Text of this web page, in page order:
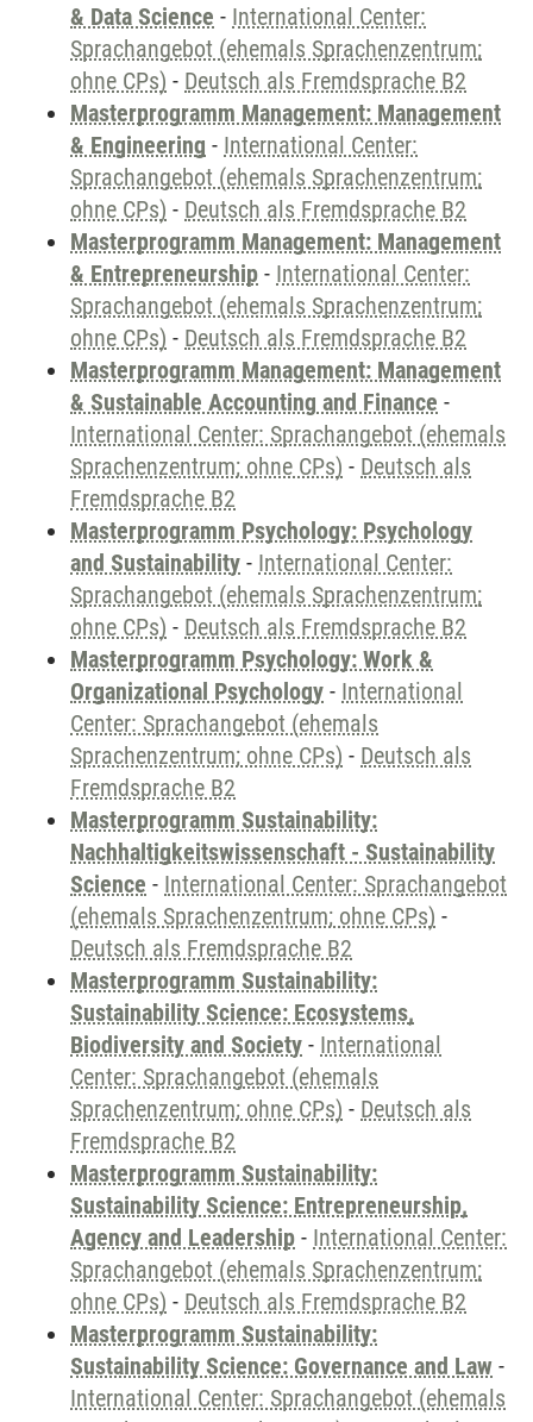
& Data Science - International Center:
Sprachangebot (ehemals Sprachenzentrum;
ohne CPs) - Deutsch als Fremdsprache B2
Masterprogramm Management: Management
& Engineering - International Center:
Sprachangebot (ehemals Sprachenzentrum;
ohne CPs) - Deutsch als Fremdsprache B2
Masterprogramm Management: Management
& Entrepreneurship - International Center:
Sprachangebot (ehemals Sprachenzentrum;
ohne CPs) - Deutsch als Fremdsprache B2
Masterprogramm Management: Management
& Sustainable Accounting and Finance -
International Center: Sprachangebot (ehemals
Sprachenzentrum; ohne CPs) - Deutsch als
Fremdsprache B2
Masterprogramm Psychology: Psychology
and Sustainability - International Center:
Sprachangebot (ehemals Sprachenzentrum;
ohne CPs) - Deutsch als Fremdsprache B2
Masterprogramm Psychology: Work &
Organizational Psychology - International
Center: Sprachangebot (ehemals
Sprachenzentrum; ohne CPs) - Deutsch als
Fremdsprache B2
Masterprogramm Sustainability:
Nachhaltigkeitswissenschaft - Sustainability
Science - International Center: Sprachangebot
(ehemals Sprachenzentrum; ohne CPs) -
Deutsch als Fremdsprache B2
Masterprogramm Sustainability:
Sustainability Science: Ecosystems,
Biodiversity and Society - International
Center: Sprachangebot (ehemals
Sprachenzentrum; ohne CPs) - Deutsch als
Fremdsprache B2
Masterprogramm Sustainability:
Sustainability Science: Entrepreneurship,
Agency and Leadership - International Center:
Sprachangebot (ehemals Sprachenzentrum;
ohne CPs) - Deutsch als Fremdsprache B2
Masterprogramm Sustainability:
Sustainability Science: Governance and Law -
International Center: Sprachangebot (ehemals